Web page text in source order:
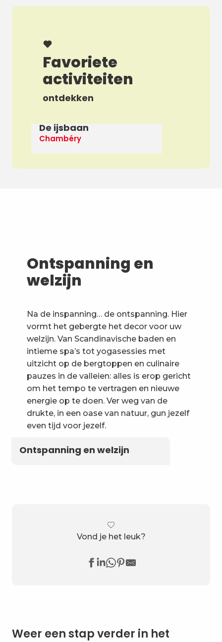
Favoriete
activiteiten
ontdekken
De ijsbaan
Chambéry
Ontspanning en
welzijn
Na de inspanning… de ontspanning. Hier
vormt het gebergte het decor voor uw
welzijn. Van Scandinavische baden en
intieme spa’s tot yogasessies met
uitzicht op de bergtoppen en culinaire
pauzes in de valleien: alles is erop gericht
om het tempo te vertragen en nieuwe
energie op te doen. Ver weg van de
drukte, in een oase van natuur, gun jezelf
even tijd voor jezelf.
Ontspanning en welzijn
Vond je het leuk?
Weer een stap verder in het